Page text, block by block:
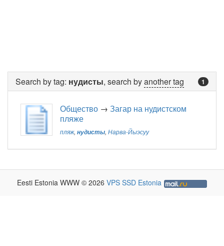
1
Search by tag: нудисты, search byanother tag
Общество → Загар на нудистском
пляже
пляж, нудисты, Нарва-Йыэсуу
Eesti Estonia WWW © 2026 VPS SSD Estonia